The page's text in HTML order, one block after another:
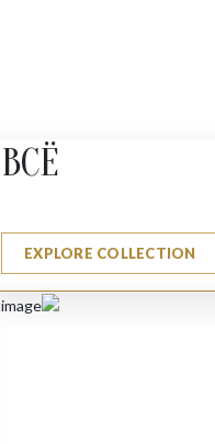
ВСЁ
EXPLORE COLLECTION